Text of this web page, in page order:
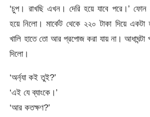
‘চুপ। রাখছি এখন। দেরি হয়ে যাবে পরে।’ ফোন
হয়ে নিলো। মার্কেট থেকে ২২০ টাকা দিয়ে একটা
খালি হাতে তো আর প্রপোজ করা যায় না। আধাঘন্টা
দিলো।
‘অর্ন্যা কই তুই?’
‘এই যে ব্যাংকে।’
‘আর কতক্ষণ?’